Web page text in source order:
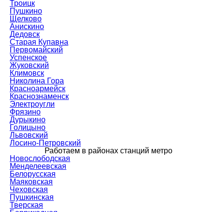
Троицк
Пушкино
Щелково
Анискино
Дедовск
Старая Купавна
Первомайский
Успенское
Жуковский
Климовск
Николина Гора
Красноармейск
Краснознаменск
Электроугли
Фрязино
Дурыкино
Голицыно
Львовский
Лосино-Петровский
Работаем в районах станций метро
Новослободская
Менделеевская
Белорусская
Маяковская
Чеховская
Пушкинская
Тверская